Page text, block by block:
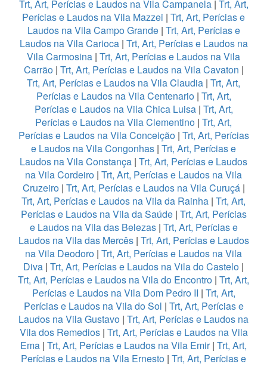
Trt, Art, Perícias e Laudos na Vila Campanela| Trt, Art,
Perícias e Laudos na Vila Mazzei | Trt, Art, Perícias e
Laudos na Vila Campo Grande| Trt, Art, Perícias e
Laudos na Vila Carioca| Trt, Art, Perícias e Laudos na
Vila Carmosina | Trt, Art, Perícias e Laudos na Vila
Carrão| Trt, Art, Perícias e Laudos na Vila Cavaton |
Trt, Art, Perícias e Laudos na Vila Claudia | Trt, Art,
Perícias e Laudos na Vila Centenario| Trt, Art,
Perícias e Laudos na Vila Chica Luisa | Trt, Art,
Perícias e Laudos na Vila Clementino | Trt, Art,
Perícias e Laudos na Vila Conceição| Trt, Art, Perícias
e Laudos na Vila Congonhas | Trt, Art, Perícias e
Laudos na Vila Constança | Trt, Art, Perícias e Laudos
na Vila Cordeiro | Trt, Art, Perícias e Laudos na Vila
Cruzeiro | Trt, Art, Perícias e Laudos na Vila Curuçá |
Trt, Art, Perícias e Laudos na Vila da Rainha | Trt, Art,
Perícias e Laudos na Vila da Saúde| Trt, Art, Perícias
e Laudos na Vila das Belezas| Trt, Art, Perícias e
Laudos na Vila das Mercês| Trt, Art, Perícias e Laudos
na Vila Deodoro | Trt, Art, Perícias e Laudos na Vila
Diva | Trt, Art, Perícias e Laudos na Vila do Castelo |
Trt, Art, Perícias e Laudos na Vila do Encontro | Trt, Art,
Perícias e Laudos na Vila Dom Pedro II | Trt, Art,
Perícias e Laudos na Vila do Sol | Trt, Art, Perícias e
Laudos na Vila Gustavo | Trt, Art, Perícias e Laudos na
Vila dos Remedios| Trt, Art, Perícias e Laudos na Vila
Ema | Trt, Art, Perícias e Laudos na Vila Emir| Trt, Art,
Perícias e Laudos na Vila Ernesto | Trt, Art, Perícias e